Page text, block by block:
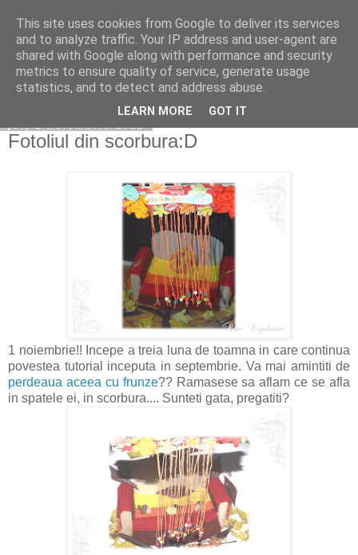
Copilarim
Fotoliul din scorbura:D
1 noiembrie!! Incepe a treia luna de toamna in care continua
povestea tutorial inceputa in septembrie. Va mai amintiti de
perdeaua aceea cu frunze?? Ramasese sa aflam ce se afla
in spatele ei, in scorbura.... Sunteti gata, pregatiti?
This site uses cookies from Google to deliver its services
and to analyze traffic. Your IP address and user-agent are
shared with Google along with performance and security
metrics to ensure quality of service, generate usage
statistics, and to detect and address abuse.
LEARN MORE GOT IT